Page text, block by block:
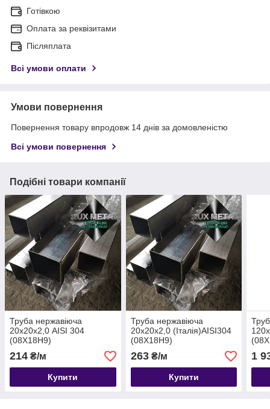
Готівкою
Оплата за реквізитами
Післяплата
Всі умови оплати
Умови повернення
Повернення товару впродовж 14 днів за домовленістю
Всі умови повернення
Подібні товари компанії
Труба нержавіюча
20х20х2,0 AISI 304
(08Х18Н9)
шліфована,харчова
214 ₴/м
Купити
Труба нержавіюча
20х20х2,0 (Італія)AISI304
(08Х18Н9)
шліфована,харчова
263₴/м
Купити
1